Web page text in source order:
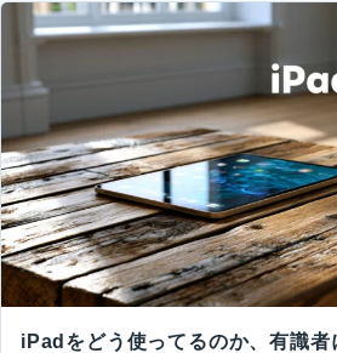
iPadをどう使ってるのか、有識者